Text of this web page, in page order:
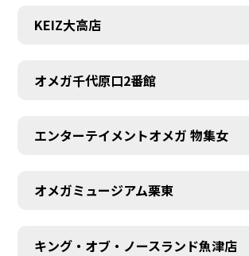
KEIZ大高店
オメガ千代原口2番館
エンターテイメントオメガ 物集女
オメガミュージアム栗東
キング・オブ・ノースランド魚津店